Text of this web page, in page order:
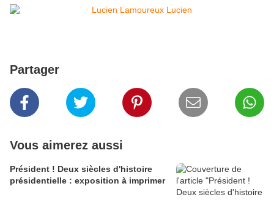
Partager
Vous aimerez aussi
Président ! Deux siècles d'histoire
présidentielle : exposition à imprimer